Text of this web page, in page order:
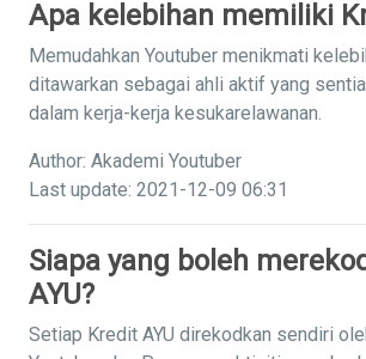
Apa kelebihan memiliki
Memudahkan Youtuber menikmati
ditawarkan sebagai ahli aktif yang
dalam kerja-kerja kesukarelawanan.
Author: Akademi Youtuber
Last update: 2021-12-09 06:31
Siapa yang boleh
AYU?
Setiap Kredit AYU direkodkan sendiri